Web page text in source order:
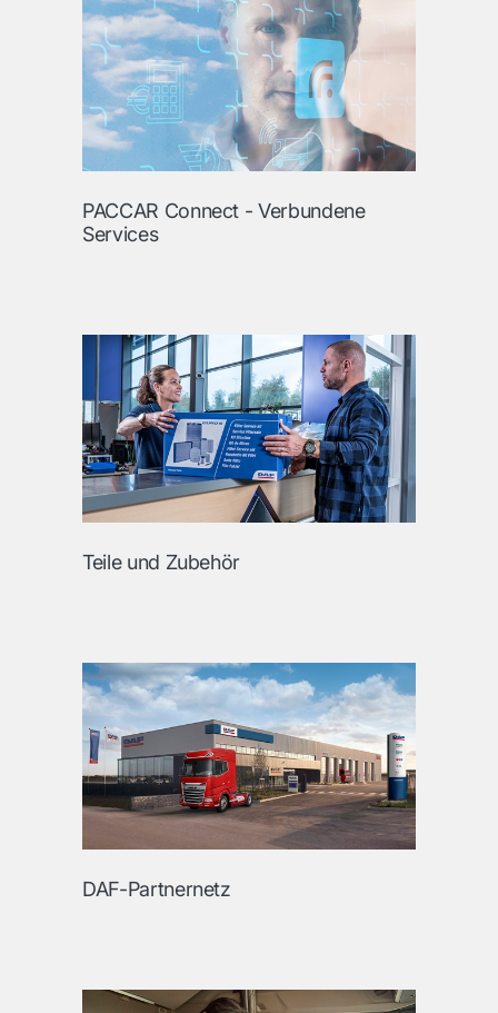
PACCAR Connect - Verbundene
Services
Teile und Zubehör
DAF-Partnernetz